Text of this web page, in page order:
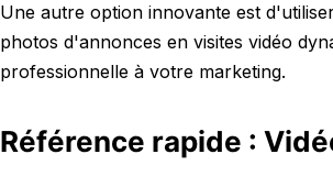
Une autre option innovante est
photos d'annonces en visites vidéo
professionnelle à votre marketing.
Référence rapide :